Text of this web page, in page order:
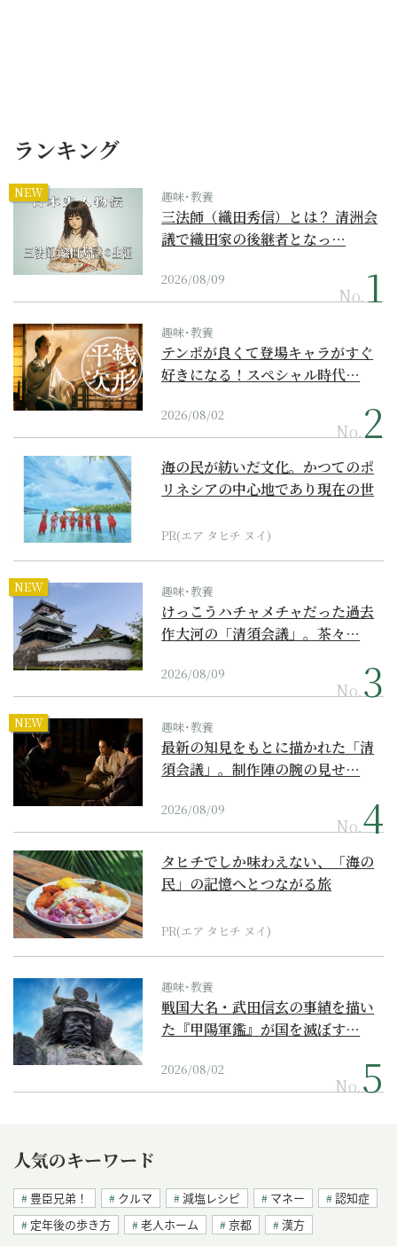
ランキング
NEW 趣味･教養
三法師（織田秀信）とは？ 清洲会
議で織田家の後継者となっ…
2026/08/09
No.
趣味･教養
テンポが良くて登場キャラがすぐ
好きになる！スペシャル時代…
2026/08/02
No.
海の民が紡いだ文化。かつてのポ
リネシアの中心地であり現在の世
PR(エア タヒチ ヌイ)
NEW 趣味･教養
けっこうハチャメチャだった過去
作大河の「清須会議」。茶々…
2026/08/09
No.
NEW 趣味･教養
最新の知見をもとに描かれた「清
須会議」。制作陣の腕の見せ…
2026/08/09
No.
タヒチでしか味わえない、「海の
民」の記憶へとつながる旅
PR(エア タヒチ ヌイ)
趣味･教養
戦国大名・武田信玄の事績を描い
た『甲陽軍鑑』が国を滅ぼす…
2026/08/02
No.
人気のキーワード
豊臣兄弟！ クルマ 減塩レシピ マネー
認知症
定年後の歩き方
老人ホーム 京都 漢方